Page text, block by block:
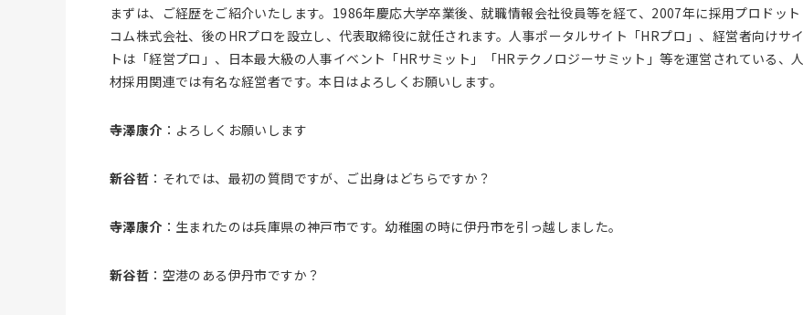
まずは、ご経歴をご紹介いたします。1986年慶応大学卒業後、就職情報会社役員等を経て、2007年に採用プロドット
コム株式会社、後のHRプロを設立し、代表取締役に就任されます。人事ポータルサイト「HRプロ」、経営者向けサイ
トは「経営プロ」、日本最大級の人事イベント「HRサミット」「HRテクノロジーサミット」等を運営されている、人
材採用関連では有名な経営者です。本日はよろしくお願いします。
寺澤康介 ：よろしくお願いします
新谷哲 ：それでは、最初の質問ですが、ご出身はどちらですか？
寺澤康介 ：生まれたのは兵庫県の神戸市です。幼稚園の時に伊丹市を引っ越しました。
新谷哲 ：空港のある伊丹市ですか？